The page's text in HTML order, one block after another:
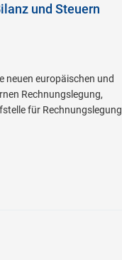
und Steuern
neuen europäischen und
Rechnungslegung,
für Rechnungslegung